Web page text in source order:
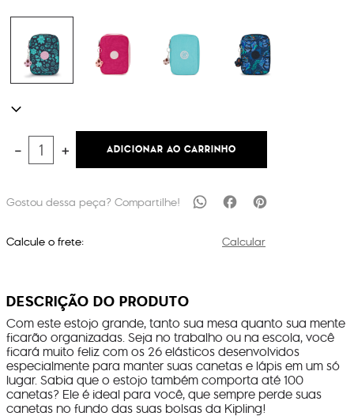
＋
－ ADICIONAR AO CARRINHO
Calcule o frete: Calcular
DESCRIÇÃO DO PRODUTO
Com este estojo grande, tanto sua mesa quanto sua mente
ficarão organizadas. Seja no trabalho ou na escola, você
ficará muito feliz com os 26 elásticos desenvolvidos
especialmente para manter suas canetas e lápis em um só
lugar. Sabia que o estojo também comporta até 100
canetas? Ele é ideal para você, que sempre perde suas
canetas no fundo das suas bolsas da Kipling!